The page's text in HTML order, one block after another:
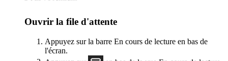
Ouvrir la file d'attente
Appuyez sur la barre En cours de lecture en bas de
l'écran.